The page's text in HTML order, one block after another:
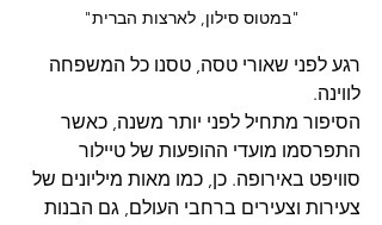
"במטוס סילון, לארצות הברית"
רגע לפני שאורי טסה, טסנו כל המשפחה
לווינה.
הסיפור מתחיל לפני יותר משנה, כאשר
התפרסמו מועדי ההופעות של טיילור
סוויפט באירופה. כן, כמו מאות מיליונים של
צעירות וצעירים ברחבי העולם, גם הבנות